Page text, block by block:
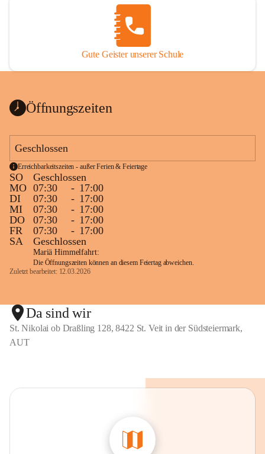
Das Förderkonzept der VS St. Nikolai ob Drassling setzt
sich aus folgenden Elementen zusammen:
Organisatorische (personelle und strukturelle)
Maßnahmen
weiterführenden Schulen
Fort - und Weiterbildung des Lehrerinnenteams
Laufende und bedarfsorientierte Fortbildungen sind
selbstverständlich.
Schulpartnerschaft und Außenbeziehungen
Kinder, Eltern und Lehrerinnen als offenes, kreatives
Team
Bindeglied zwischen Familien und Öffentlichkeit
Kooperation mit der "Gesunden Gemeinde" und
Styria Vitalis
Gesunde Volksschule (Styria Vitalis -
Gesundheitsförderung)
Gute Geister unserer Schule
Öffnungszeiten
Geschlossen
Erreichbarkeitszeiten - außer Ferien & Feiertage
SO
Geschlossen
MO 07:30 - 17:00
DI
07:30 - 17:00
MI
07:30 - 17:00
DO
07:30 - 17:00
FR
07:30 - 17:00
SA
Geschlossen
Mariä Himmelfahrt:
Die Öffnungszeiten können an diesem Feiertag abweichen.
Zuletzt bearbeitet: 12.03.2026
Da sind wir
St. Nikolai ob Draßling 128, 8422 St. Veit in der Südsteiermark,
AUT